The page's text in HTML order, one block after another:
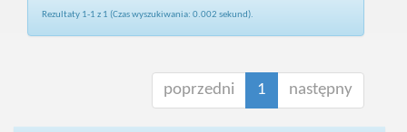
Rezultaty 1-1 z 1 (Czas wyszukiwania: 0.002 sekund).
poprzedni 1 następny